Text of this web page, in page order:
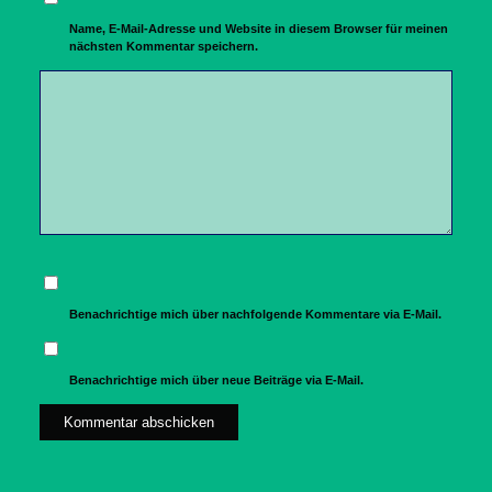
Name, E-Mail-Adresse und Website in diesem Browser für meinen
nächsten Kommentar speichern.
Benachrichtige mich über nachfolgende Kommentare via E-Mail.
Benachrichtige mich über neue Beiträge via E-Mail.